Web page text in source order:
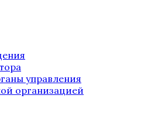
управления
организацией